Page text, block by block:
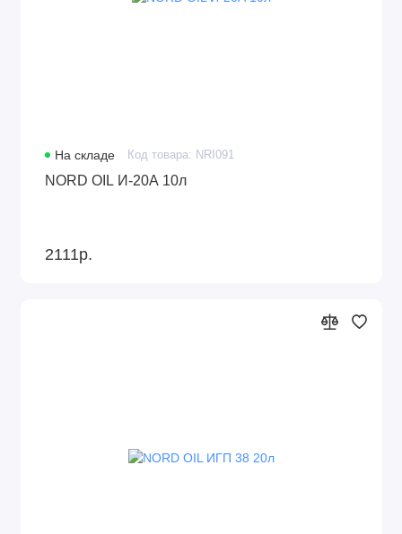
На складе Код товара: NRI091
NORD OIL И-20А 10л
2111р.